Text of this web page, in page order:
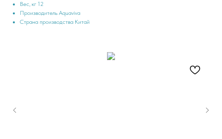
Вес, кг 12
Производитель Aquaviva
Страна производства Китай